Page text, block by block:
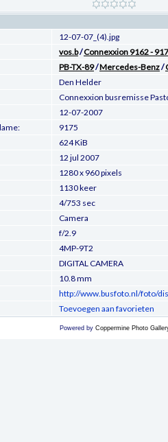
12-07-07_(4).jpg
vos.b/Connexxion 9162 -
PB-TX-89/Mercedes-Benz/
Den Helder
Connexxion busremisse
12-07-2007
9175
624 KiB
12 jul 2007
1280 x 960 pixels
1130 keer
4/753 sec
Camera
f/2.9
4MP-9T2
DIGITAL CAMERA
10.8 mm
http://www.busfoto.nl/foto/
Toevoegen aan favorieten
Powered by Coppermine Photo